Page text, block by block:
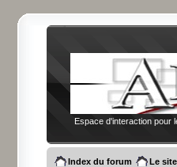
Espace d'interaction pour
Index du forum Le